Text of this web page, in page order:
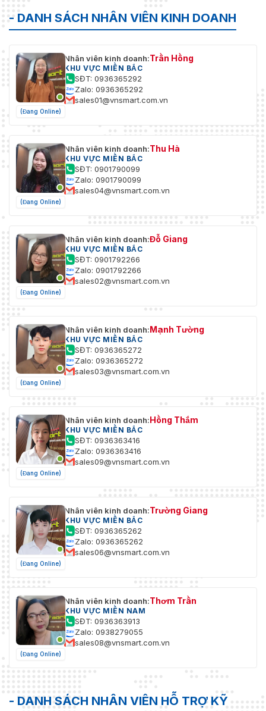
- DANH SÁCH NHÂN VIÊN KINH DOANH
(Đang Online)
Nhân viên kinh doanh:Trần Hồng
KHU VỰC MIỀN BẮC
SĐT: 0936365292
Zalo: 0936365292
sales01@vnsmart.com.vn
(Đang Online)
Nhân viên kinh doanh:Thu Hà
KHU VỰC MIỀN BẮC
SĐT: 0901790099
Zalo: 0901790099
sales04@vnsmart.com.vn
(Đang Online)
Nhân viên kinh doanh:Đỗ Giang
KHU VỰC MIỀN BẮC
SĐT: 0901792266
Zalo: 0901792266
sales02@vnsmart.com.vn
(Đang Online)
Nhân viên kinh doanh:Mạnh Tường
KHU VỰC MIỀN BẮC
SĐT: 0936365272
Zalo: 0936365272
sales03@vnsmart.com.vn
(Đang Online)
Nhân viên kinh doanh:Hồng Thắm
KHU VỰC MIỀN BẮC
SĐT: 0936363416
Zalo: 0936363416
sales09@vnsmart.com.vn
(Đang Online)
Nhân viên kinh doanh:Trường Giang
KHU VỰC MIỀN BẮC
SĐT: 0936365262
Zalo: 0936365262
sales06@vnsmart.com.vn
(Đang Online)
Nhân viên kinh doanh:Thơm Trần
KHU VỰC MIỀN NAM
SĐT: 0936363913
Zalo: 0938279055
sales08@vnsmart.com.vn
- DANH SÁCH NHÂN VIÊN HỖ TRỢ KỸ